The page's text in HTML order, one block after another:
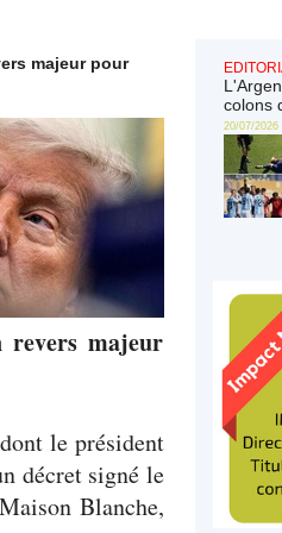
majeur pour
majeur
le président
décret signé le
Blanche,
colons
20/07/2026